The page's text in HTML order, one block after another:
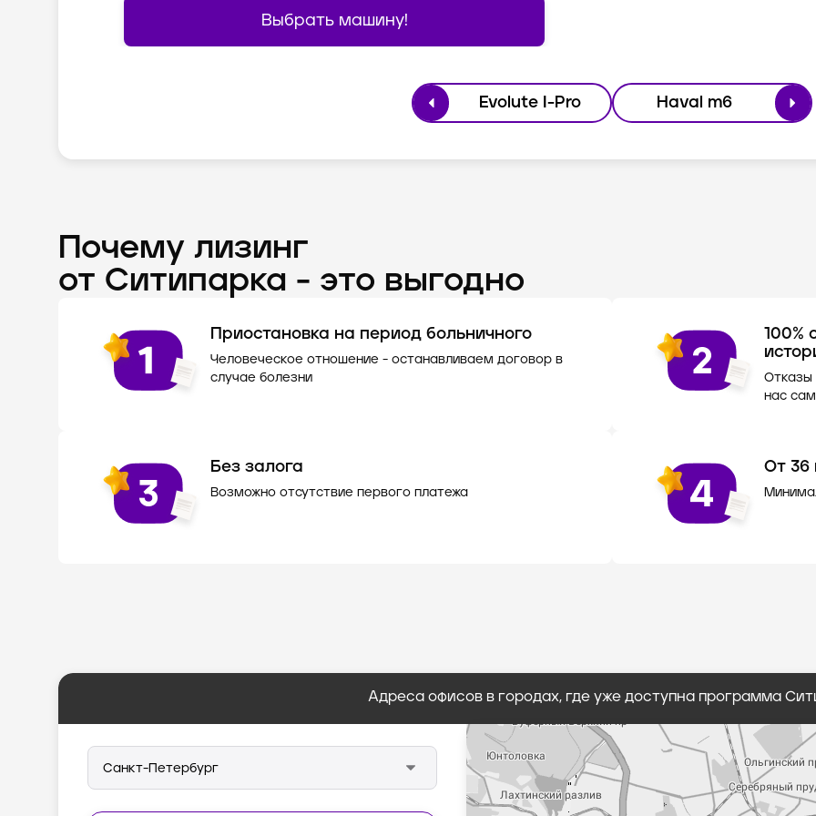
Выбрать машину!
Выбрать машину!
Выбрать машину!
Выбрать машину!
Выбрать машину!
Выбрать машину!
Выбрать машину!
Evolute I-Pro Haval m6
Почему лизинг
от Ситипарка - это выгодно
Приостановка на период больничного
Человеческое отношение - останавливаем договор в
случае болезни
100%
Отказы
нас
Без залога
Возможно отсутствие первого платежа
От 36
Адреса офисов в городах, где уже доступна программа